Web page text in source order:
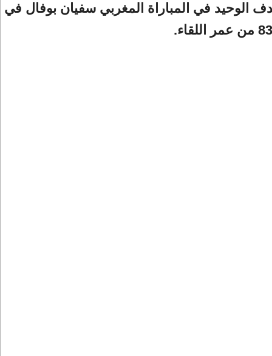
الوحيد في المباراة المغربي سفيان بوفال في